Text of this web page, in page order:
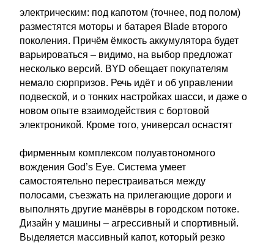
электрическим: под капотом (точнее, под полом)
разместятся моторы и батарея Blade второго
поколения. Причём ёмкость аккумулятора будет
варьироваться – видимо, на выбор предложат
несколько версий. BYD обещает покупателям
немало сюрпризов. Речь идёт и об управлении
подвеской, и о тонких настройках шасси, и даже о
новом опыте взаимодействия с бортовой
электроникой. Кроме того, универсал оснастят
фирменным комплексом полуавтономного
вождения God’s Eye. Система умеет
самостоятельно перестраиваться между
полосами, съезжать на прилегающие дороги и
выполнять другие манёвры в городском потоке.
Дизайн у машины – агрессивный и спортивный.
Выделяется массивный капот, который резко